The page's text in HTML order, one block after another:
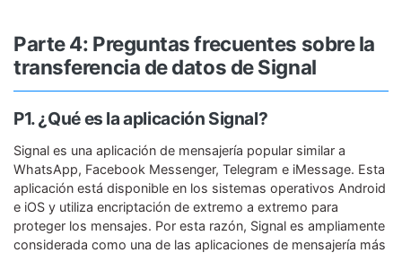
Parte 4: Preguntas frecuentes sobre la
transferencia de datos de Signal
P1. ¿Qué es la aplicación Signal?
Signal es una aplicación de mensajería popular similar a
WhatsApp, Facebook Messenger, Telegram e iMessage. Esta
aplicación está disponible en los sistemas operativos Android
e iOS y utiliza encriptación de extremo a extremo para
proteger los mensajes. Por esta razón, Signal es ampliamente
considerada como una de las aplicaciones de mensajería más